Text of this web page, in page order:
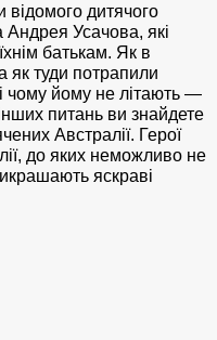
відомого дитячого
Андрея Усачова, які
батькам. Як в
як туди потрапили
чому йому не літають —
питань ви знайдете
Австралії. Герої
до яких неможливо не
яскраві